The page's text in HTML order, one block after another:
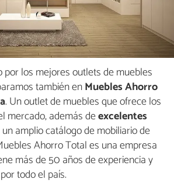
por los mejores outlets de muebles
también enMuebles Ahorro
. Un outlet de muebles que ofrece los
mercado, además deexcelentes
amplio catálogo de mobiliario de
Ahorro Total es una empresa
más de 50 años de experiencia y
todo el país.